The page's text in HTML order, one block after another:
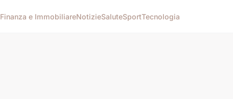
Finanza e ImmobiliareNotizieSaluteSportTecnologia